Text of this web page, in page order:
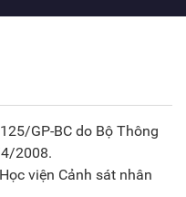
GP-BC do Bộ Thông
2008.
viện Cảnh sát nhân